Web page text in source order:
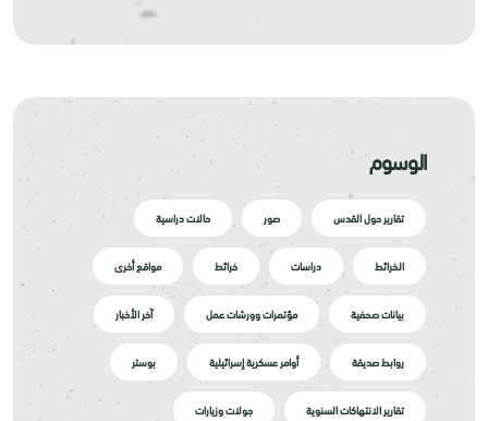
الوسوم
تقارير حول القدس صور حالات دراسية
الخرائط دراسات خرائط مواقع أخرى
بيانات صحفية مؤتمرات وورشات عمل آخر الأخبار
روابط صديقة أوامر عسكرية إسرائيلية بوستر
تقارير الانتهاكات السنوية جولات وزيارات